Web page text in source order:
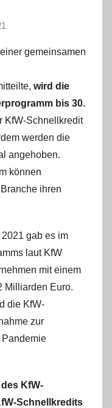
n
d
m
i
n
gemeinsamen
wird die
bis 30.
KfW-Schnellkredit
werden die
angehoben.
können
ihren
gab es im
laut KfW
mit einem
Milliarden Euro.
die KfW-
zur
KfW-
Schnellkredits